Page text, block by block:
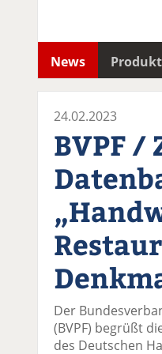
News
24.02.2023
BVPF /
Der
(BVPF) begrüßt
des Deutschen